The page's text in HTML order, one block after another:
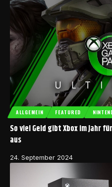
ALLGEMEIN FEATURED
So viel Geld gibt Xbox im Jahr
aus
24. September 2024